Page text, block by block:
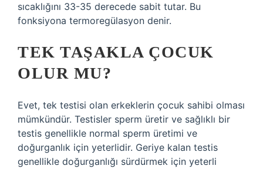
sıcaklığını 33-35 derecede sabit tutar. Bu
fonksiyona termoregülasyon denir.
TEK TAŞAKLA ÇOCUK
OLUR MU?
Evet, tek testisi olan erkeklerin çocuk sahibi olması
mümkündür. Testisler sperm üretir ve sağlıklı bir
testis genellikle normal sperm üretimi ve
doğurganlık için yeterlidir. Geriye kalan testis
genellikle doğurganlığı sürdürmek için yeterli